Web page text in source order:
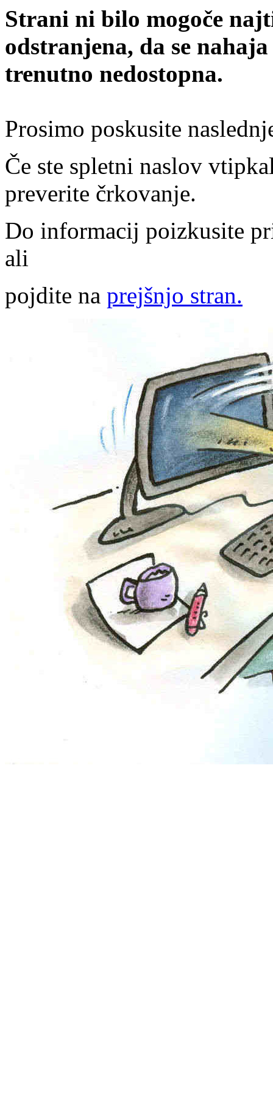
Strani ni bilo mogoče
odstranjena, da se
trenutno nedostopna.
Prosimo poskusite
Če ste spletni naslov
preverite črkovanje.
Do informacij poizkusite
ali
pojdite na prejšnjo stran.